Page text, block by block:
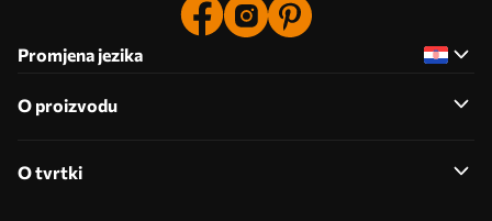
Promjena jezika
O proizvodu
O tvrtki